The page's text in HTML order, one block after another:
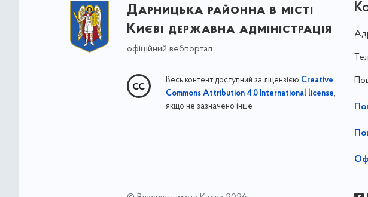
Дарницька районна в місті
Києві державна адміністрація
офіційний вебпортал
Весь контент доступний за ліцензією Creative
Commons Attribution 4.0 International license,
якщо не зазначено інше